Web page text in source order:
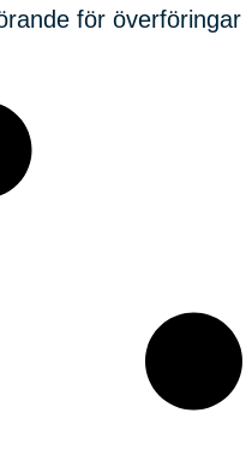
för överföringar